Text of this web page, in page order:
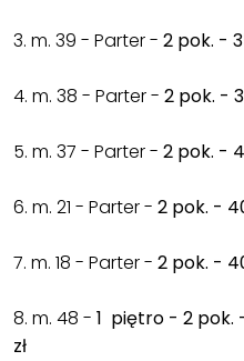
3. m. 39 - Parter - 2 pok. -
4. m. 38 - Parter - 2 pok. -
5. m. 37 - Parter - 2 pok. -
6. m. 21 - Parter - 2 pok. -
7. m. 18 - Parter - 2 pok. -
8. m. 48 - 1 piętro - 2 pok.
zł